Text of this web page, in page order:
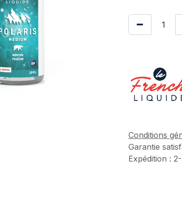
Conditions
Garantie
Expédition :